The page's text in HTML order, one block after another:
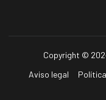
Copyright ©
Aviso legal